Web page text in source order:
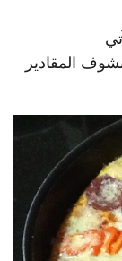
المقادير